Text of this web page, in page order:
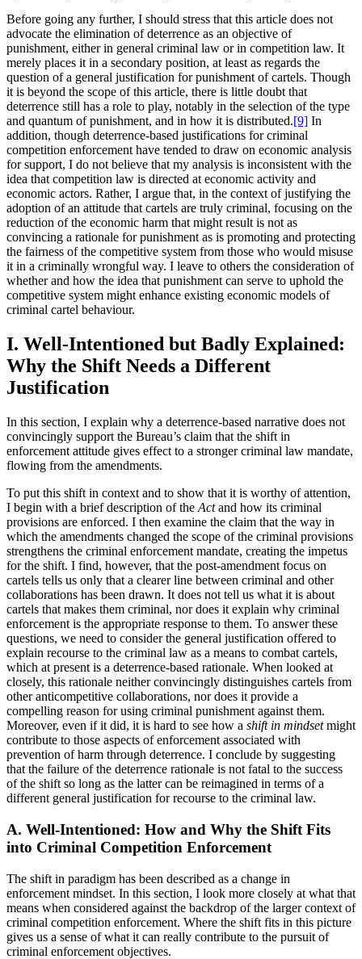
Before going any further, I should stress that this article does not
advocate the elimination of deterrence as an objective of
punishment, either in general criminal law or in competition law. It
merely places it in a secondary position, at least as regards the
question of a general justification for punishment of cartels. Though
it is beyond the scope of this article, there is little doubt that
deterrence still has a role to play, notably in the selection of the type
and quantum of punishment, and in how it is distributed.[9] In
addition, though deterrence-based justifications for criminal
competition enforcement have tended to draw on economic analysis
for support, I do not believe that my analysis is inconsistent with the
idea that competition law is directed at economic activity and
economic actors. Rather, I argue that, in the context of justifying the
adoption of an attitude that cartels are truly criminal, focusing on the
reduction of the economic harm that might result is not as
convincing a rationale for punishment as is promoting and protecting
the fairness of the competitive system from those who would misuse
it in a criminally wrongful way. I leave to others the consideration of
whether and how the idea that punishment can serve to uphold the
competitive system might enhance existing economic models of
criminal cartel behaviour.
I. Well-Intentioned but Badly Explained:
Why the Shift Needs a Different
Justification
In this section, I explain why a deterrence-based narrative does not
convincingly support the Bureau’s claim that the shift in
enforcement attitude gives effect to a stronger criminal law mandate,
flowing from the amendments.
To put this shift in context and to show that it is worthy of attention,
I begin with a brief description of the Actand how its criminal
provisions are enforced. I then examine the claim that the way in
which the amendments changed the scope of the criminal provisions
strengthens the criminal enforcement mandate, creating the impetus
for the shift. I find, however, that the post-amendment focus on
cartels tells us only that a clearer line between criminal and other
collaborations has been drawn. It does not tell us what it is about
cartels that makes them criminal, nor does it explain why criminal
enforcement is the appropriate response to them. To answer these
questions, we need to consider the general justification offered to
explain recourse to the criminal law as a means to combat cartels,
which at present is a deterrence-based rationale. When looked at
closely, this rationale neither convincingly distinguishes cartels from
other anticompetitive collaborations, nor does it provide a
compelling reason for using criminal punishment against them.
Moreover, even if it did, it is hard to see how a shift in mindsetmight
contribute to those aspects of enforcement associated with
prevention of harm through deterrence. I conclude by suggesting
that the failure of the deterrence rationale is not fatal to the success
of the shift so long as the latter can be reimagined in terms of a
different general justification for recourse to the criminal law.
A. Well-Intentioned: How and Why the Shift Fits
into Criminal Competition Enforcement
The shift in paradigm has been described as a change in
enforcement mindset. In this section, I look more closely at what that
means when considered against the backdrop of the larger context of
criminal competition enforcement. Where the shift fits in this picture
gives us a sense of what it can really contribute to the pursuit of
criminal enforcement objectives.